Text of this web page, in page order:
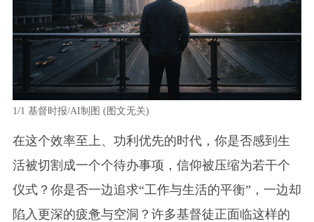
1/1 基督时报/AI制图 (图文无关)
在这个效率至上、功利优先的时代，你是否感到生
活被切割成一个个待办事项，信仰被压缩为若干个
仪式？你是否一边追求“工作与生活的平衡”，一边却
陷入更深的疲惫与空洞？许多基督徒正面临这样的